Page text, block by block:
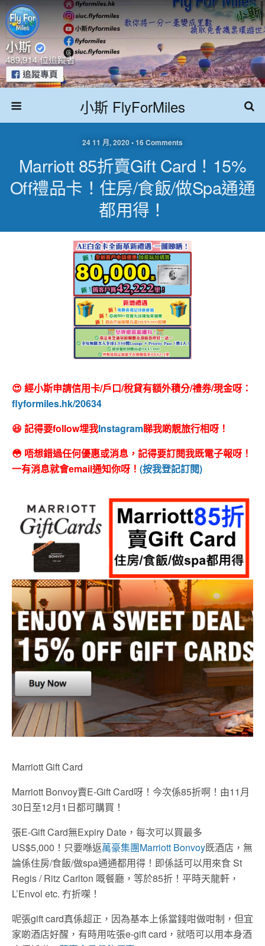
小斯 FlyForMiles
24 11 月, 2020 • 16 Comments
Marriott 85折賣Gift Card！15%
Off禮品卡！住房/食飯/做spa通通
都用得！
😍 經小斯申請信用卡/戶口/稅貸有額外積分/禮券/現金呀：
flyformiles.hk/20634
😆 記得要follow埋我Instagram睇我啲靚旅行相呀！
😳 唔想錯過任何優惠或消息，記得要訂閱我既電子報呀！
一有消息就會email通知你呀！ (按我登記訂閱)
Marriott Gift Card
Marriott Bonvoy賣E-Gift Card呀！今次係85折啊！由11月
30日至12月1日都可購買！
張E-Gift Card無Expiry Date，每次可以買最多
US$5,000！只要喺返萬豪集團Marriott Bonvoy既酒店，無
論係住房/食飯/做spa通通都用得！即係話可以用來食 St
Regis / Ritz Carlton 嘅餐廳，等於85折！平時天龍軒，
L’Envol etc. 冇折㗎！
呢張gift card真係超正，因為基本上係當錢咁做咁制，但宜
家啲酒店好醒，有時用咗張e-gift card，就唔可以用本身酒